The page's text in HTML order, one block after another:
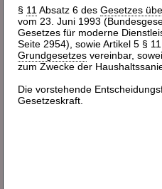
§ 11 Absatz 6 des Gesetzes
vom 23. Juni 1993
Gesetzes für moderne
Seite 2954), sowie Artikel 5 §
Grundgesetzes vereinbar,
zum Zwecke der
Die vorstehende
Gesetzeskraft.